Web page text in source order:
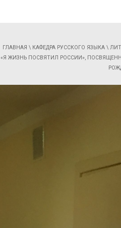
ГЛАВНАЯ \ КАФЕДРА РУССКОГО ЯЗЫКА \
«Я ЖИЗНЬ ПОСВЯТИЛ РОССИИ»,